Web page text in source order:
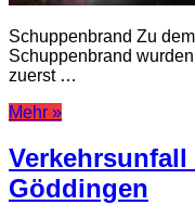
Schuppenbrand Zu
Schuppenbrand
zuerst …
Mehr »
Göddingen